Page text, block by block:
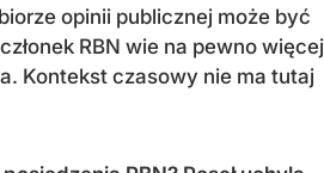
opinii publicznej może być
RBN wie na pewno więcej
Kontekst czasowy nie ma tutaj